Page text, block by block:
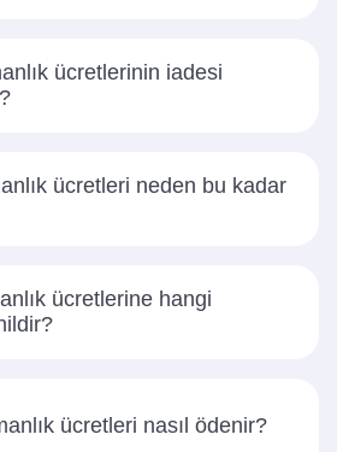
ücretlerinin iadesi
ücretleri neden bu kadar
ücretlerine hangi
ücretleri nasıl ödenir?